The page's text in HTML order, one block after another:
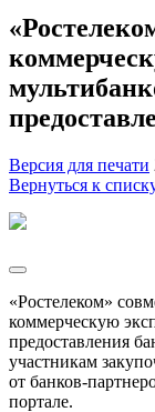
Версия для печати
Вернуться к
«Ростелеком»
коммерческую
предоставления
участникам
от банков-
портале.